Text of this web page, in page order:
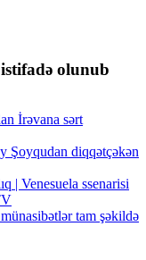
olunub
İrəvana sərt
Şoyqudan diqqətçəkən
| Venesuela ssenarisi
tam şəkildə